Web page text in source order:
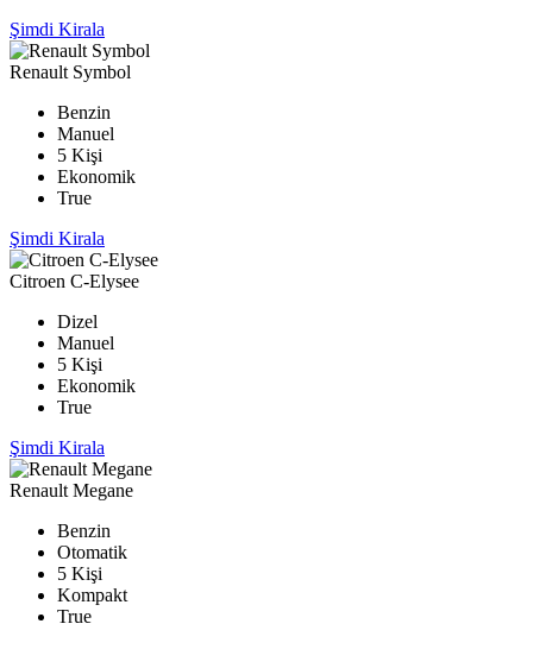
Şimdi Kirala
Renault Symbol
Benzin
Manuel
5 Kişi
Ekonomik
True
Şimdi Kirala
Citroen C-Elysee
Dizel
Manuel
5 Kişi
Ekonomik
True
Şimdi Kirala
Renault Megane
Benzin
Otomatik
5 Kişi
Kompakt
True